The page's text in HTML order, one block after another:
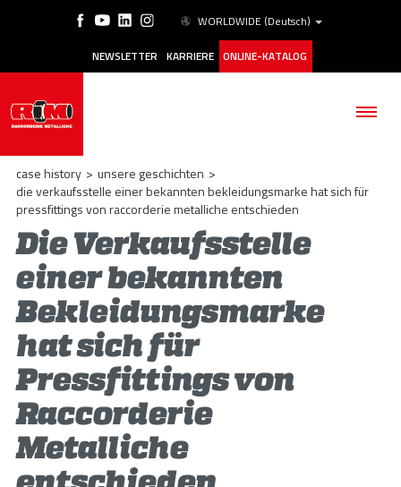
WORLDWIDE (Deutsch)
NEWSLETTER KARRIERE ONLINE-KATALOG
BETRIEB
PRODUKTE
ANWENDUNGSBEREICHE
ESG
STORIES
ACADEMY
BIM
case history > unsere geschichten >
die verkaufsstelle einer bekannten bekleidungsmarke hat sich für
pressfittings von raccorderie metalliche entschieden
Die Verkaufsstelle
einer bekannten
Bekleidungsmarke
hat sich für
Pressfittings von
Raccorderie
Metalliche